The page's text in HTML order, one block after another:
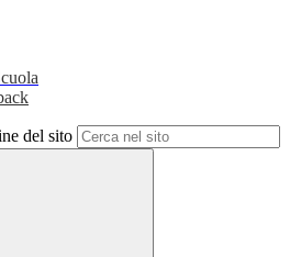
del sito